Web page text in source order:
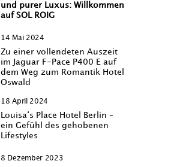
und purer Luxus: Willkommen
auf SOL ROIG
14 Mai 2024
Zu einer vollendeten Auszeit
im Jaguar F-Pace P400 E auf
dem Weg zum Romantik Hotel
Oswald
18 April 2024
Louisa‘s Place Hotel Berlin –
ein Gefühl des gehobenen
Lifestyles
8 Dezember 2023